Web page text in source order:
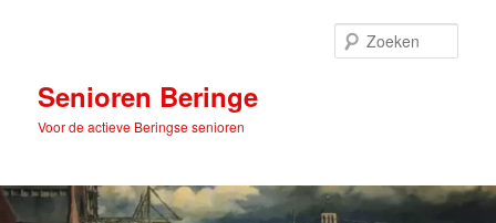
inhoudSenioren Beringe
Voor de actieve Beringse senioren